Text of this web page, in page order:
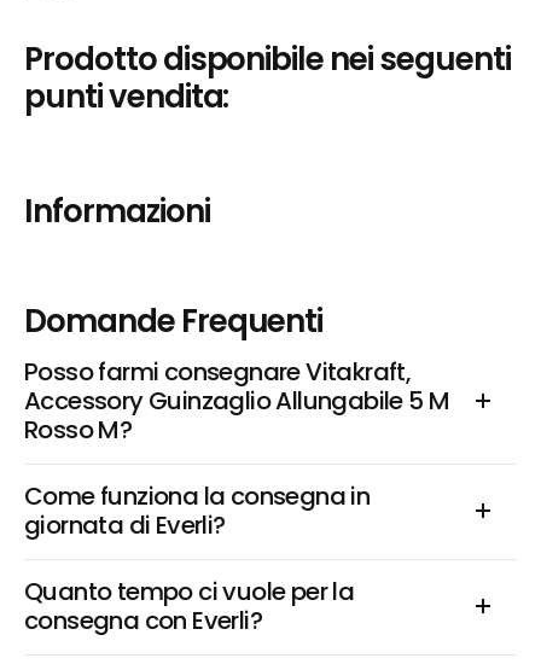
Prodotto disponibile nei seguenti
punti vendita:
Informazioni
Domande Frequenti
Posso farmi consegnare Vitakraft,
Accessory Guinzaglio Allungabile 5 M
Rosso M?
Come funziona la consegna in
giornata di Everli?
Quanto tempo ci vuole per la
consegna con Everli?